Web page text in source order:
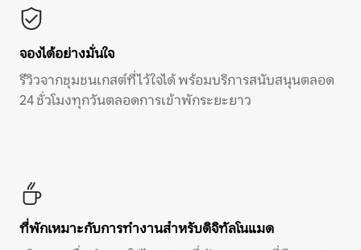
จองได้อย่างมั่นใจ
รีวิวจากชุมชนเกสต์ที่ไว้ใจได้ พร้อมบริการสนับสนุนตลอด
24 ชั่วโมงทุกวันตลอดการเข้าพักระยะยาว
ที่พักเหมาะกับการทำงานสำหรับดิจิทัลโนแมด